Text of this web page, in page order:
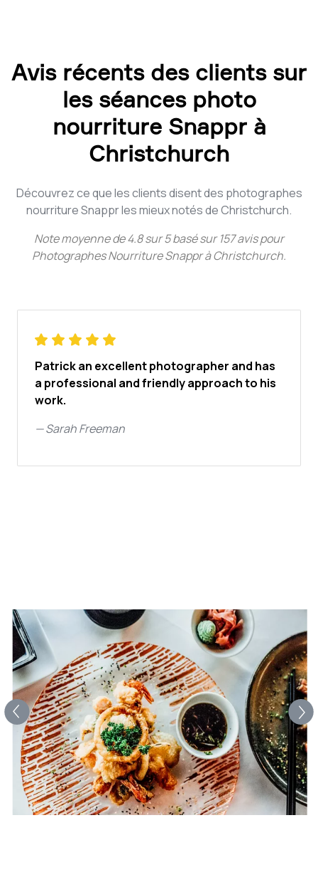
Avis récents des clients sur
les séances photo
nourriture Snappr à
Christchurch
Découvrez ce que les clients disent des photographes
nourriture Snappr les mieux notés de Christchurch.
Note moyenne de4.8sur5basé sur 157avis pour
Photographes Nourriture Snappr à Christchurch.
Patrick an excellent photographer and has
a professional and friendly approach to his
work.
—Sarah Freeman